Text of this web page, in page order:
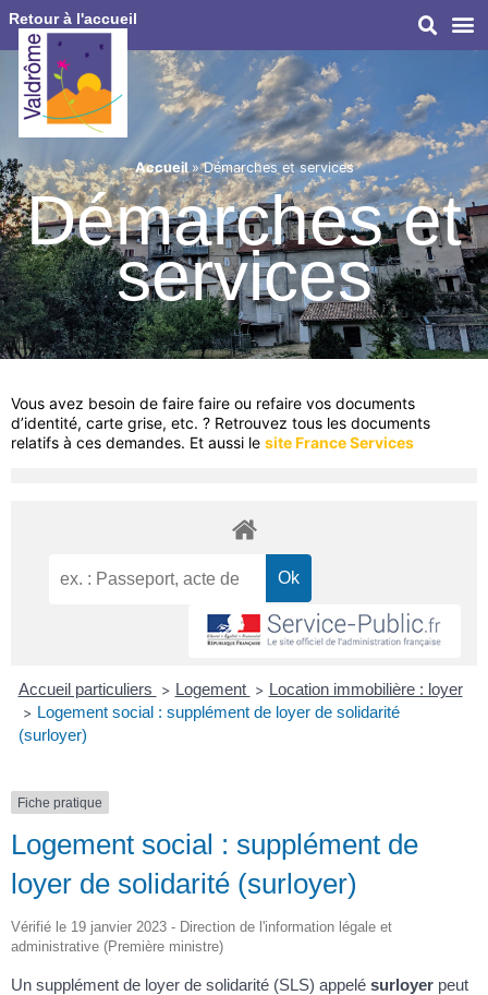
Retour à l'accueil
Accueil»Démarches et services
Démarches et
services
Vous avez besoin de faire faire ou refaire vos documents
d’identité, carte grise, etc. ? Retrouvez tous les documents
relatifs à ces demandes. Et aussi le site France Services
Accueil particuliers > Logement > Location immobilière : loyer
> Logement social : supplément de loyer de solidarité
(surloyer)
Fiche pratique
Logement social : supplément de
loyer de solidarité (surloyer)
Vérifié le 19 janvier 2023 - Direction de l'information légale et
administrative (Première ministre)
Un supplément de loyer de solidarité (SLS) appelé surloyer peut